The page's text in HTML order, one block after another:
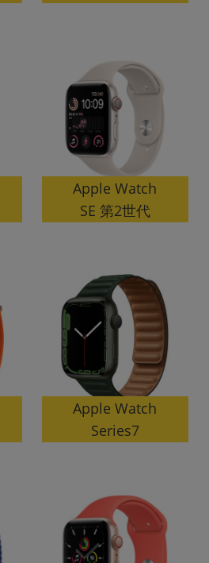
Apple Watch
SE 第2世代
Apple Watch
Series7
円
月 から
月 まで